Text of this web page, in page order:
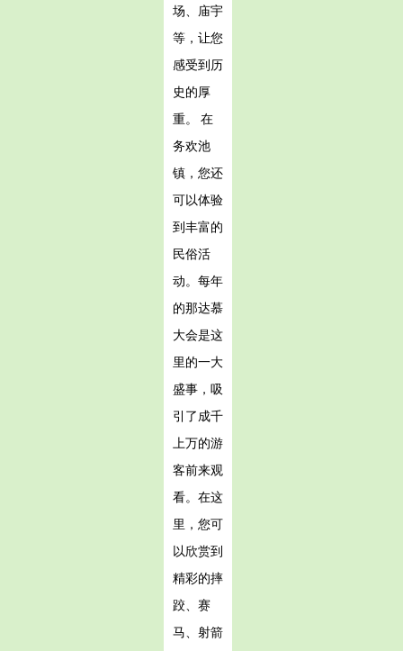
场、庙宇
等，让您
感受到历
史的厚
重。 在
务欢池
镇，您还
可以体验
到丰富的
民俗活
动。每年
的那达慕
大会是这
里的一大
盛事，吸
引了成千
上万的游
客前来观
看。在这
里，您可
以欣赏到
精彩的摔
跤、赛
马、射箭